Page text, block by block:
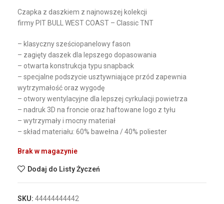
Czapka z daszkiem z najnowszej kolekcji
firmy PIT BULLWESTCOAST – Classic TNT
– klasyczny sześciopanelowy fason
– zagięty daszek dla lepszego dopasowania
– otwarta konstrukcja typu snapback
– specjalne podszycie usztywniające przód zapewnia
wytrzymałość oraz wygodę
– otwory wentylacyjne dla lepszej cyrkulacji powietrza
– nadruk 3D na froncie oraz haftowane logo z tyłu
– wytrzymały i mocny materiał
– skład materiału: 60% bawełna / 40% poliester
Brak w magazynie
Dodaj do Listy Życzeń
SKU: 44444444442